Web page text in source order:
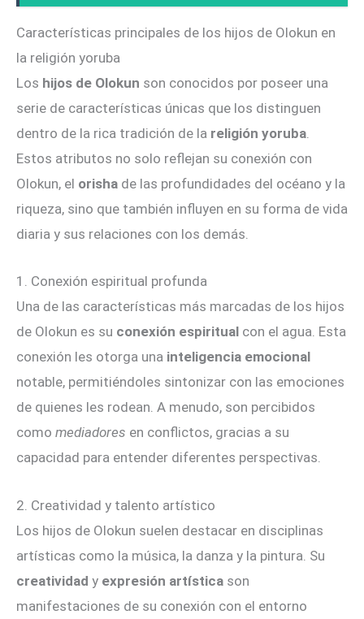
Características principales de los hijos de Olokun en
la religión yoruba
Los hijos de Olokun son conocidos por poseer una
serie de características únicas que los distinguen
dentro de la rica tradición de la religión yoruba.
Estos atributos no solo reflejan su conexión con
Olokun, el orisha de las profundidades del océano y la
riqueza, sino que también influyen en su forma de vida
diaria y sus relaciones con los demás.
1. Conexión espiritual profunda
Una de las características más marcadas de los hijos
de Olokun es su conexión espiritual con el agua. Esta
conexión les otorga una inteligencia emocional
notable, permitiéndoles sintonizar con las emociones
de quienes les rodean. A menudo, son percibidos
como mediadores en conflictos, gracias a su
capacidad para entender diferentes perspectivas.
2. Creatividad y talento artístico
Los hijos de Olokun suelen destacar en disciplinas
artísticas como la música, la danza y la pintura. Su
creatividad y expresión artística son
manifestaciones de su conexión con el entorno